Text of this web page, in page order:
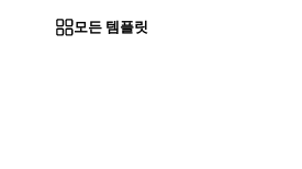
모든 템플릿